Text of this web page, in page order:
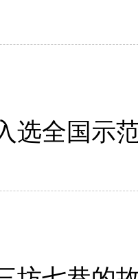
选全国示